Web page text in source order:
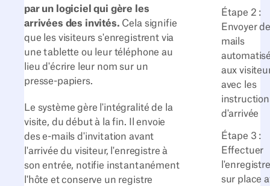
Étape 2 :
Envoyer
mails
aux
avec les
d'arrivée
Étape 3 :
Effectuer
sur place
par un logiciel qui gère les
arrivées des invités. Cela signifie
que les visiteurs s'enregistrent via
une tablette ou leur téléphone au
lieu d'écrire leur nom sur un
presse-papiers.
Le système gère l'intégralité de la
visite, du début à la fin. Il envoie
des e-mails d'invitation avant
l'arrivée du visiteur, l'enregistre à
son entrée, notifie instantanément
l'hôte et conserve un registre